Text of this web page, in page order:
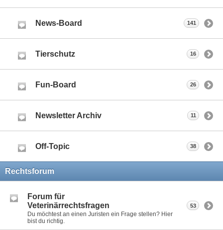
News-Board 141
Tierschutz 16
Fun-Board 26
Newsletter Archiv 11
Off-Topic 38
Rechtsforum
Forum für
Veterinärrechtsfragen
Du möchtest an einen Juristen ein Frage stellen? Hier
bist du richtig.
53